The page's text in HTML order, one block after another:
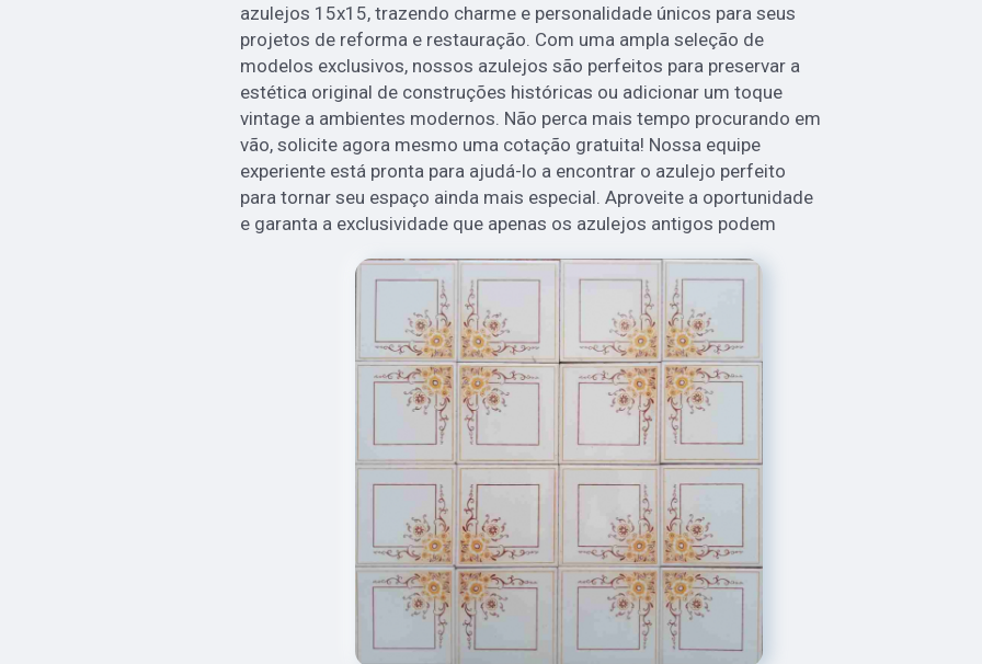
azulejos 15x15, trazendo charme e personalidade únicos para seus
projetos de reforma e restauração. Com uma ampla seleção de
modelos exclusivos, nossos azulejos são perfeitos para preservar a
estética original de construções históricas ou adicionar um toque
vintage a ambientes modernos. Não perca mais tempo procurando em
vão, solicite agora mesmo uma cotação gratuita! Nossa equipe
experiente está pronta para ajudá-lo a encontrar o azulejo perfeito
para tornar seu espaço ainda mais especial. Aproveite a oportunidade
e garanta a exclusividade que apenas os azulejos antigos podem